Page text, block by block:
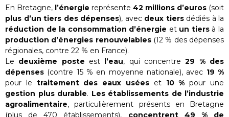
En Bretagne, l’énergie représente 42 millions d’euros (soit
plus d’un tiers des dépenses), avec deux tiersdédiés à la
réduction de la consommation d’énergie et un tiersà la
production d’énergies renouvelables(12 % des dépenses
régionales, contre 22 % en France).
Le deuxième poste est l’eau, qui concentre29 % des
dépenses (contre 15 % en moyenne nationale), avec 19 %
pour le traitement des eaux usées et 10 % pour une
gestion plus durable. Les établissements de l’industrie
agroalimentaire, particulièrement présents en Bretagne
(plus de 470 établissements), concentrent 49 % de